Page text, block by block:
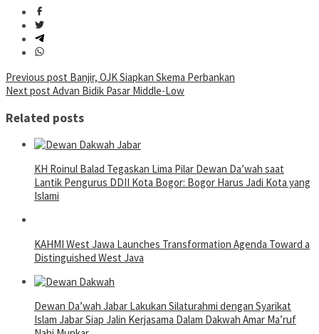
Post
navigation
Previous post Banjir, OJK Siapkan Skema Perbankan
Next post Advan Bidik Pasar Middle-Low
Related posts
KH Roinul Balad Tegaskan Lima Pilar Dewan Da’wah saat
Lantik Pengurus DDII Kota Bogor: Bogor Harus Jadi Kota yang
Islami
KAHMI West Jawa Launches Transformation Agenda Toward a
Distinguished West Java
Dewan Da’wah Jabar Lakukan Silaturahmi dengan Syarikat
Islam Jabar Siap Jalin Kerjasama Dalam Dakwah Amar Ma’ruf